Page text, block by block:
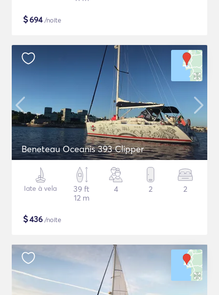
$694/noite
Beneteau Oceanis 393 Clipper
Iate à vela
39 ft
12 m
4 2 2
$436 /noite